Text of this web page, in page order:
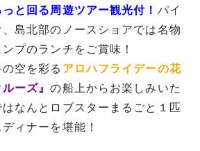
と回る周遊ツアー観光付！ パイ
島北部のノースショアでは名物
プのランチをご賞味！
の空を彩る アロハフライデーの花
ルーズ』の船上からお楽しみいた
なんとロブスターまるごと１匹
ィナーを堪能！